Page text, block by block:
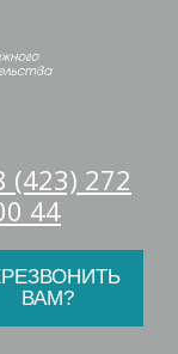
(423) 272
44
ВАМ?